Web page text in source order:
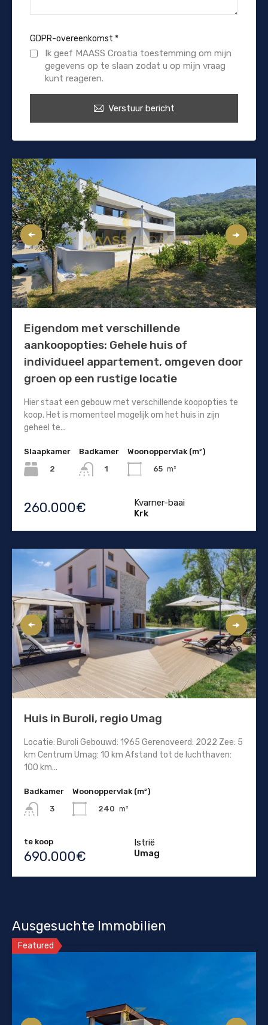
GDPR-overeenkomst *
Ik geef MAASS Croatia toestemming om mijn
gegevens op te slaan zodat u op mijn vraag
kunt reageren.
Verstuur bericht
Eigendom met verschillende
aankoopopties: Gehele huis of
individueel appartement, omgeven door
groen op een rustige locatie
Hier staat een gebouw met verschillende koopopties te
koop. Het is momenteel mogelijk om het huis in zijn
geheel te...
Slaapkamer
2
Badkamer
1
Woonoppervlak (m²)
65 m²
260.000€
Kvarner-baai
Krk
Huis in Buroli, regio Umag
Locatie: Buroli Gebouwd: 1965 Gerenoveerd: 2022 Zee: 5
km Centrum Umag: 10 km Afstand tot de luchthaven:
100 km...
Badkamer
3
Woonoppervlak (m²)
240 m²
te koop
690.000€
Istrië
Umag
Ausgesuchte Immobilien
Featured